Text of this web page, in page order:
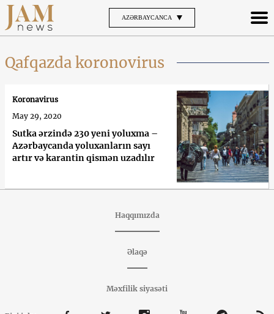
AZƏRBAYCANCA
Qafqazda koronovirus
Sutka ərzində 230 yeni yoluxma –
Azərbaycanda yoluxanların sayı
artır və karantin qismən uzadılır
Koronavirus
May 29, 2020
Haqqımızda
Əlaqə
Məxfilik siyasəti